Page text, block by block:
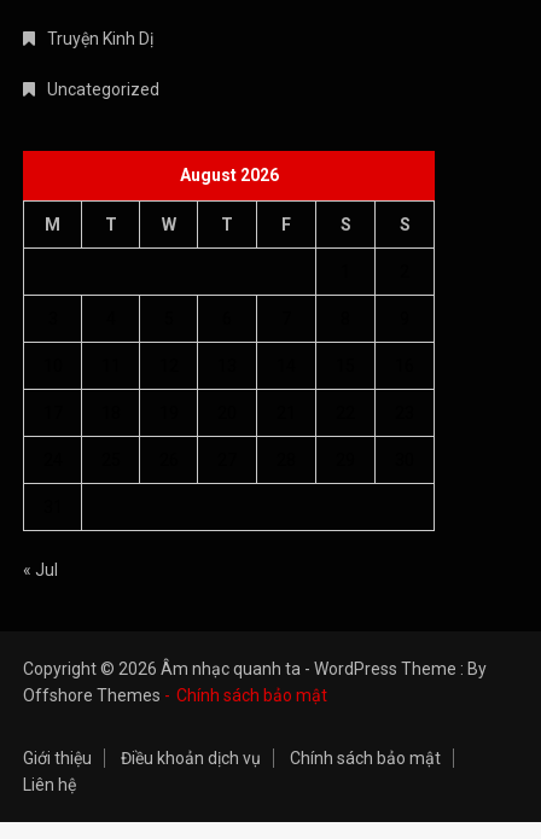
Truyện Kinh Dị
Uncategorized
August 2026
M T W T F S S
« Jul
Copyright © 2026 Âm nhạc quanh ta - WordPress Theme : By
Offshore Themes
Chính sách bảo mật
Giới thiệu Điều khoản dịch vụ
Chính sách bảo mật
Liên hệ